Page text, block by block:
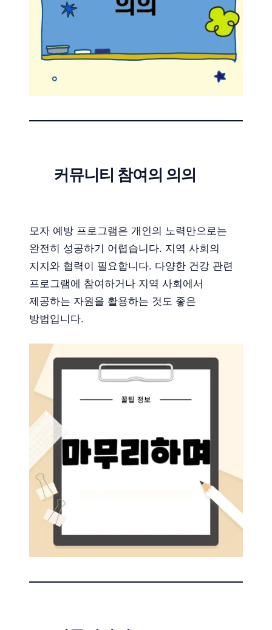
커뮤니티 참여의 의의
모자 예방 프로그램은 개인의 노력만으로는
완전히 성공하기 어렵습니다. 지역 사회의
지지와 협력이 필요합니다. 다양한 건강 관련
프로그램에 참여하거나 지역 사회에서
제공하는 자원을 활용하는 것도 좋은
방법입니다.